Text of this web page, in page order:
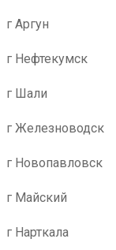
г Аргун
г Нефтекумск
г Шали
г Железноводск
г Новопавловск
г Майский
г Нарткала